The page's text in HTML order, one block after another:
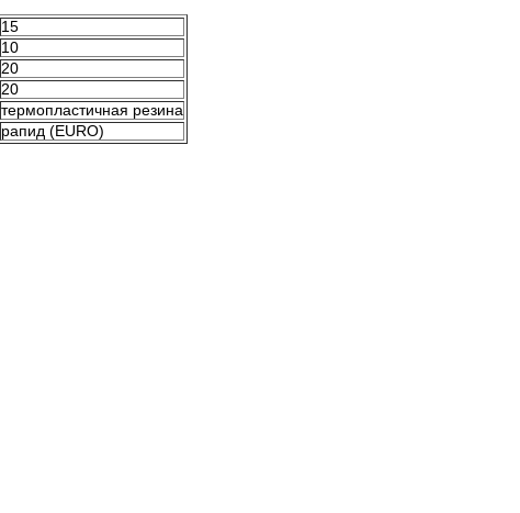
15
10
20
20
термопластичная резина
рапид (EURO)